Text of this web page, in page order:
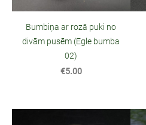
Bumbiņa ar rozā puki no
divām pusēm (Egle bumba
02)
€5.00